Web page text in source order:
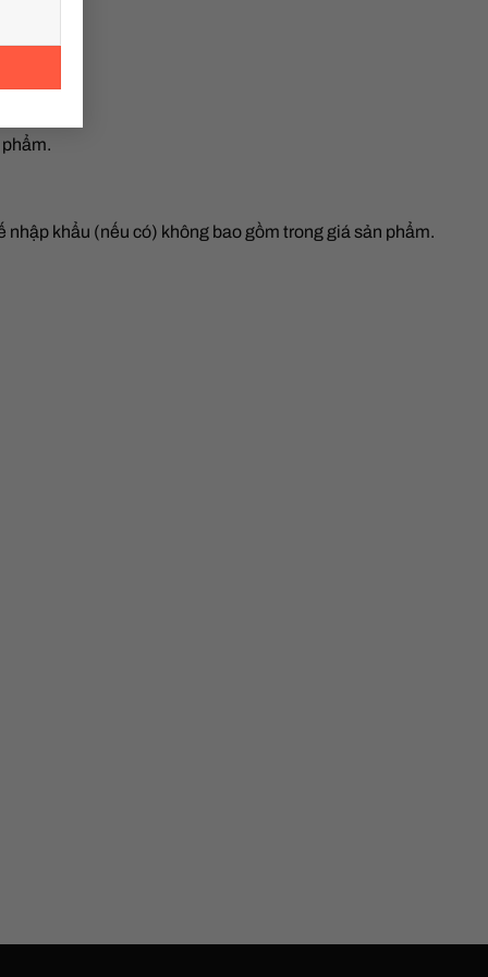
khẩu (nếu có) không bao gồm trong giá sản phẩm.